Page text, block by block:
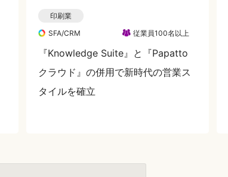
印刷業
SFA/CRM
従業員100名以上
『Knowledge Suite』と『Papatto
クラウド』の併用で新時代の営業ス
タイルを確立